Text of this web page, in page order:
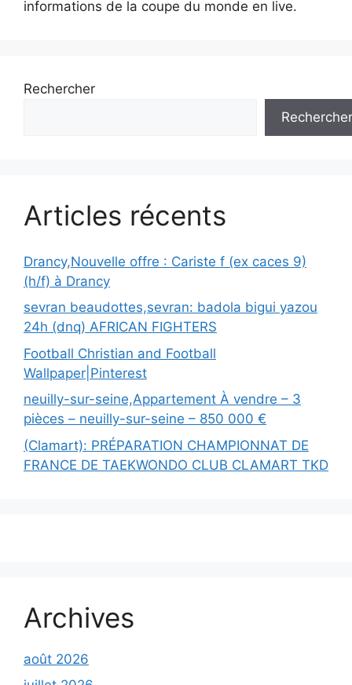
informations de la coupe du monde en live.
Rechercher
Rechercher
Articles récents
Drancy,Nouvelle offre : Cariste f (ex caces 9)
(h/f) à Drancy
sevran beaudottes,sevran: badola bigui yazou
24h (dnq) AFRICAN FIGHTERS
Football Christian and Football
Wallpaper|Pinterest
neuilly-sur-seine,Appartement À vendre – 3
pièces – neuilly-sur-seine – 850 000 €
(Clamart): PRÉPARATION CHAMPIONNAT DE
FRANCE DE TAEKWONDO CLUB CLAMART TKD
Archives
août 2026